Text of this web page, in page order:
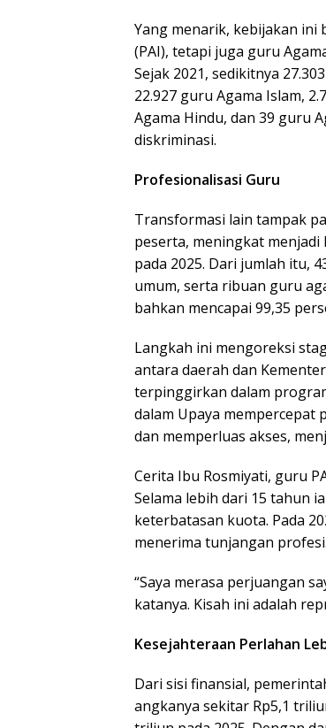
Yang menarik, kebijakan ini
(PAI), tetapi juga guru
Sejak 2021, sedikitnya
22.927 guru Agama Islam,
Agama Hindu, dan 39 guru
diskriminasi.
Profesionalisasi Guru
Transformasi lain tampak
peserta, meningkat menjadi
pada 2025. Dari jumlah itu,
umum, serta ribuan guru
bahkan mencapai 99,35
Langkah ini mengoreksi
antara daerah dan
terpinggirkan dalam
dalam Upaya mempercepat
dan memperluas akses,
Cerita Ibu Rosmiyati, guru
Selama lebih dari 15 tahun
keterbatasan kuota. Pada
menerima tunjangan profesi.
“Saya merasa perjuangan
katanya. Kisah ini adalah
Kesejahteraan Perlahan
Dari sisi finansial,
angkanya sekitar Rp5,1